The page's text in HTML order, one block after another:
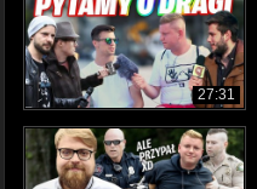
27:31